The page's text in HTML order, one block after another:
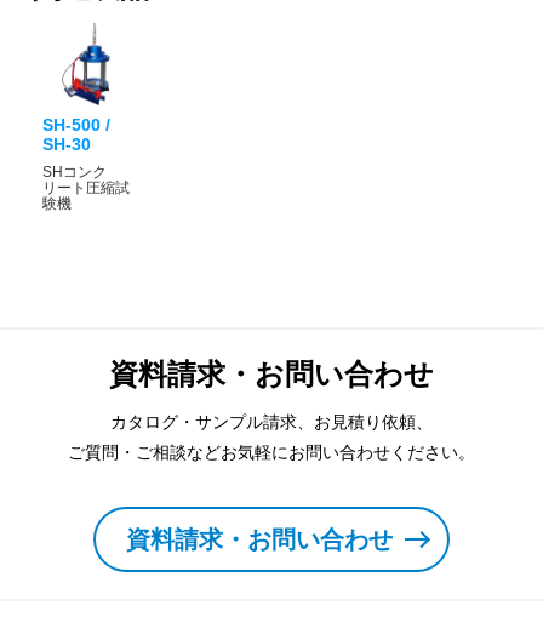
SH-500 /
SH-30
SHコンク
リート圧縮試
験機
資料請求・お問い合わせ
カタログ・サンプル請求、お見積り依頼、
ご質問・ご相談などお気軽にお問い合わせください。
資料請求・お問い合わせ